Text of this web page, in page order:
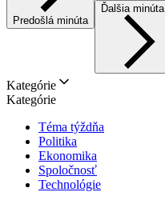
Predošlá minúta
Ďalšia minúta
Kategórie
Kategórie
Téma týždňa
Politika
Ekonomika
Spoločnosť
Technológie